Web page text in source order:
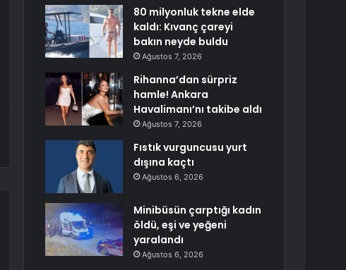
80 milyonluk tekne elde
kaldı: Kıvanç çareyi
bakın neyde buldu
Ağustos 7, 2026
Rihanna’dan sürpriz
hamle! Ankara
Havalimanı’nı takibe aldı
Ağustos 7, 2026
Fıstık vurguncusu yurt
dışına kaçtı
Ağustos 6, 2026
Minibüsün çarptığı kadın
öldü, eşi ve yeğeni
yaralandı
Ağustos 6, 2026